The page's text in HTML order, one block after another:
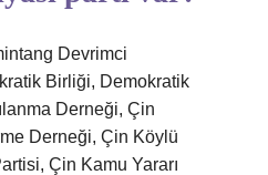
Devrimci
Birliği, Demokratik
Derneği, Çin
Derneği, Çin Köylü
Çin Kamu Yararı